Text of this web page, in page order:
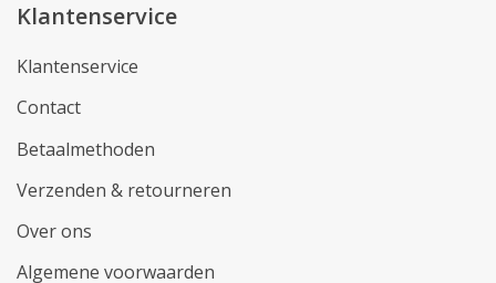
Klantenservice
Klantenservice
Contact
Betaalmethoden
Verzenden & retourneren
Over ons
Algemene voorwaarden